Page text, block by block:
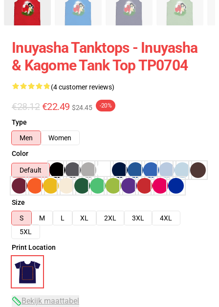
Inuyasha Tanktops - Inuyasha
& Kagome Tank Top TP0704
(4 customer reviews)
€28.12 €22.49 $24.45 -20%
Type
Men
Women
Color
Default
Size
S
M L XL 2XL 3XL
4XL
5XL
Print Location
Bekijk maattabel